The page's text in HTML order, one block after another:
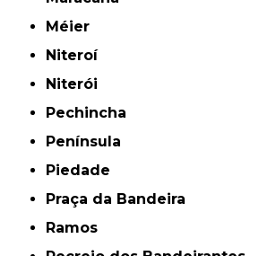
Méier
Niteroí
Niterói
Pechincha
Península
Piedade
Praça da Bandeira
Ramos